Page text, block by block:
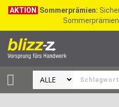
AKTION Sommerprämien: